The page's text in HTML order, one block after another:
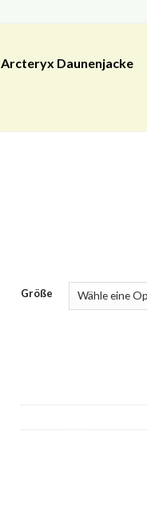
Arcteryx Daunenjacke
Größe